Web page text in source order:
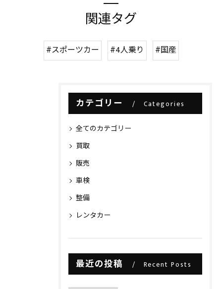
関連タグ
#スポーツカー #4人乗り #国産
カテゴリー Categories
全てのカテゴリー
買取
販売
車検
整備
レンタカー
最近の投稿 Recent Posts